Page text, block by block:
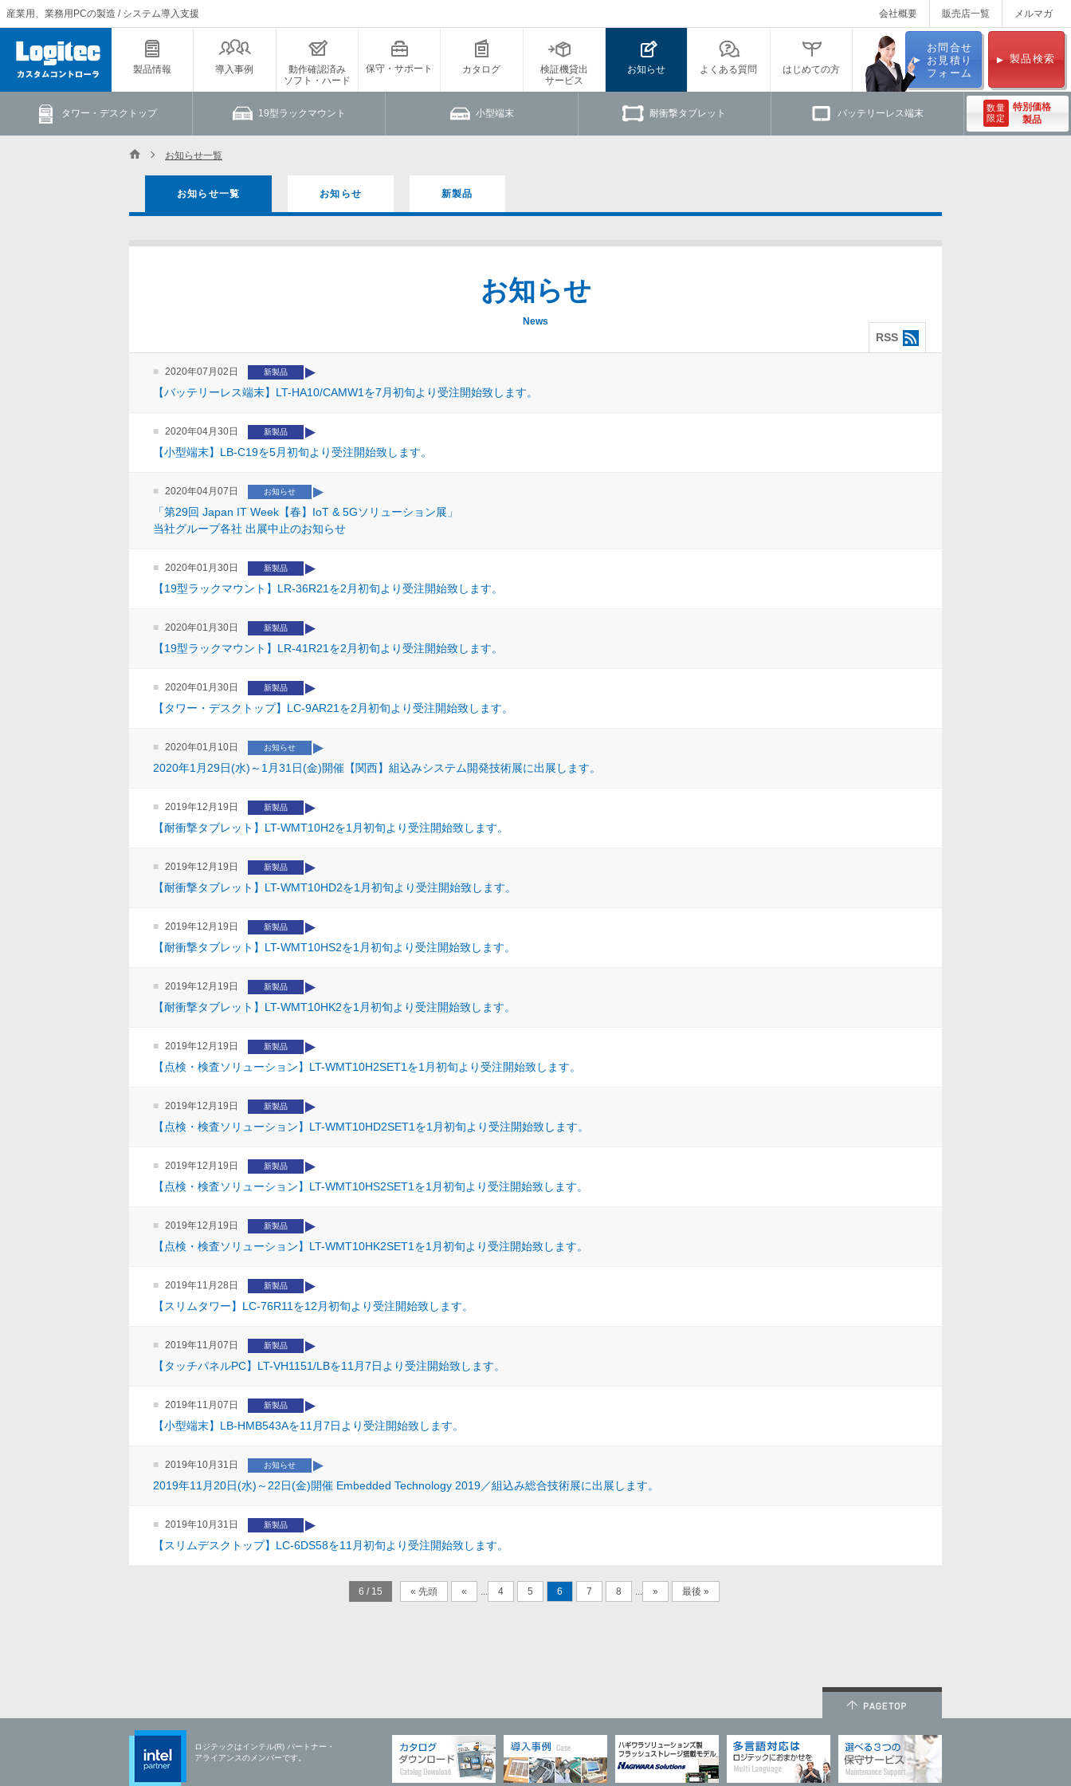
産業用、業務用PCの製造 / システム導入支援 会社概要 販売店一覧 メルマガ
製品情報 導入事例
動作確認済み
ソフト・ハード
保守・サポート カタログ
検証機貸出
サービス
お知らせ よくある質問 はじめての方
お問合せ
お見積り
フォーム
製品検索
タワー・デスクトップ 19型ラックマウント 小型端末 耐衝撃タブレット バッテリーレス端末
数量
限定
特別価格
製品
お知らせ一覧
お知らせ一覧 お知らせ 新製品
お知らせ
News
RSS
2020年07月02日 新製品
【バッテリーレス端末】LT-HA10/CAMW1を7月初旬より受注開始致します。
2020年04月30日 新製品
【小型端末】LB-C19を5月初旬より受注開始致します。
2020年04月07日 お知らせ
「第29回 Japan IT Week【春】IoT & 5Gソリューション展」
当社グループ各社 出展中止のお知らせ
2020年01月30日 新製品
【19型ラックマウント】LR-36R21を2月初旬より受注開始致します。
2020年01月30日 新製品
【19型ラックマウント】LR-41R21を2月初旬より受注開始致します。
2020年01月30日 新製品
【タワー・デスクトップ】LC-9AR21を2月初旬より受注開始致します。
2020年01月10日 お知らせ
2020年1月29日(水)～1月31日(金)開催【関西】組込みシステム開発技術展に出展します。
2019年12月19日 新製品
【耐衝撃タブレット】LT-WMT10H2を1月初旬より受注開始致します。
2019年12月19日 新製品
【耐衝撃タブレット】LT-WMT10HD2を1月初旬より受注開始致します。
2019年12月19日 新製品
【耐衝撃タブレット】LT-WMT10HS2を1月初旬より受注開始致します。
2019年12月19日 新製品
【耐衝撃タブレット】LT-WMT10HK2を1月初旬より受注開始致します。
2019年12月19日 新製品
【点検・検査ソリューション】LT-WMT10H2SET1を1月初旬より受注開始致します。
2019年12月19日 新製品
【点検・検査ソリューション】LT-WMT10HD2SET1を1月初旬より受注開始致します。
2019年12月19日 新製品
【点検・検査ソリューション】LT-WMT10HS2SET1を1月初旬より受注開始致します。
2019年12月19日 新製品
【点検・検査ソリューション】LT-WMT10HK2SET1を1月初旬より受注開始致します。
2019年11月28日 新製品
【スリムタワー】LC-76R11を12月初旬より受注開始致します。
2019年11月07日 新製品
【タッチパネルPC】LT-VH1151/LBを11月7日より受注開始致します。
2019年11月07日 新製品
【小型端末】LB-HMB543Aを11月7日より受注開始致します。
2019年10月31日 お知らせ
2019年11月20日(水)～22日(金)開催 Embedded Technology 2019／組込み総合技術展に出展します。
2019年10月31日 新製品
【スリムデスクトップ】LC-6DS58を11月初旬より受注開始致します。
6 / 15 « 先頭 « ... 4 5 6 7 8 ... » 最後 »
ロジテックはインテル(R) パートナー・
アライアンスのメンバーです。